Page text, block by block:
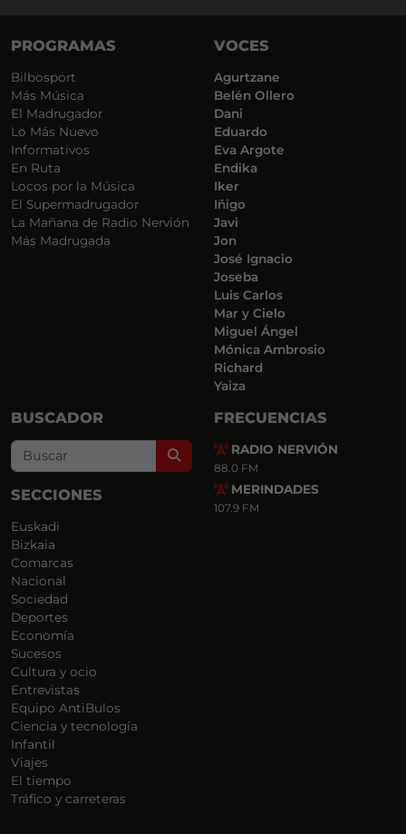
PROGRAMAS
Bilbosport
Más Música
El Madrugador
Lo Más Nuevo
Informativos
En Ruta
Locos por la Música
El Supermadrugador
La Mañana de Radio Nervión
Más Madrugada
VOCES
Agurtzane
Belén Ollero
Dani
Eduardo
Eva Argote
Endika
Iker
Iñigo
Javi
Jon
José Ignacio
Joseba
Luis Carlos
Mar y Cielo
Miguel Ángel
Mónica Ambrosio
Richard
Yaiza
BUSCADOR
Search
SECCIONES
Euskadi
Bizkaia
Comarcas
Nacional
Sociedad
Deportes
Economía
Sucesos
Cultura y ocio
Entrevistas
Equipo AntiBulos
Ciencia y tecnología
Infantil
Viajes
El tiempo
Tráfico y carreteras
FRECUENCIAS
RADIO NERVIÓN
88.0 FM
MERINDADES
107.9 FM